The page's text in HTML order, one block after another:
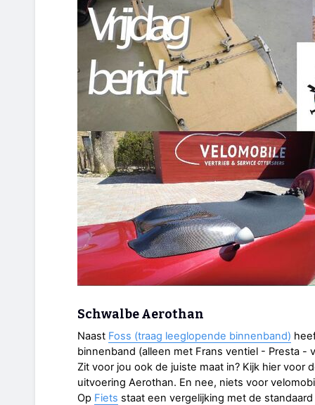
Schwalbe Aerothan
Naast Foss (traag leeglopende binnenband)
binnenband (alleen met Frans ventiel - Presta -
Zit voor jou ook de juiste maat in? Kijk hier voor
uitvoering Aerothan. En nee, niets voor
Op Fiets staat een vergelijking met de